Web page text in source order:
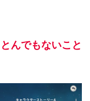
とんでもないこと